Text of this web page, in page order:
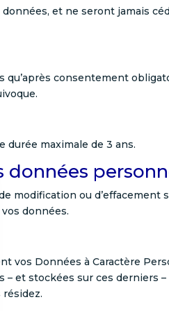
et ne seront jamais
consentement
durée maximale de 3 ans.
données
modification ou
données.
vos Données à Caractère
– et stockées sur ces